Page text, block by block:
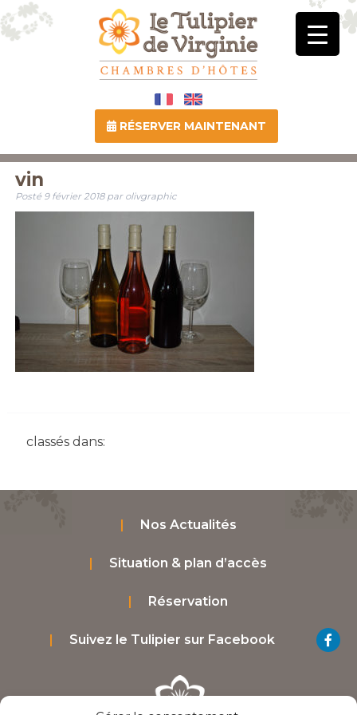
RÉSERVER MAINTENANT
vin
Posté 9 février 2018 par olivgraphic
classés dans:
Nos Actualités
Situation & plan d’accès
Réservation
Suivez le Tulipier sur Facebook